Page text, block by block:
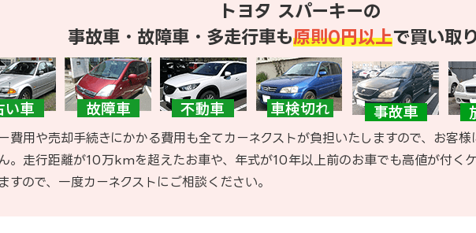
トヨタ スパーキーの
事故車・故障車・多走行車も原則0円以上で買い取
費用や売却手続きにかかる費用も全てカーネクストが負担いたしますので、お客
。走行距離が10万kmを超えたお車や、年式が10年以上前のお車でも高値が付く
すので、一度カーネクストにご相談ください。